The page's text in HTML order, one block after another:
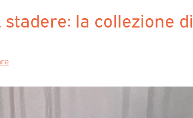
stadere: la collezione di